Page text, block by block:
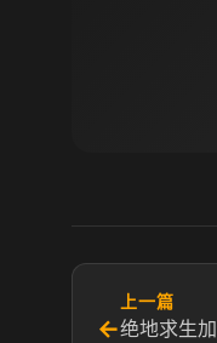
←
上一篇
绝地求生